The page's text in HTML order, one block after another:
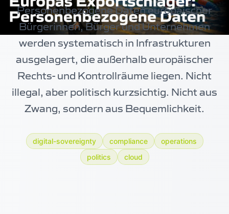
Personenbezogene Daten europäischer
Bürgerinnen, Bürger und Unternehmen
werden systematisch in Infrastrukturen
ausgelagert, die außerhalb europäischer
Rechts- und Kontrollräume liegen. Nicht
illegal, aber politisch kurzsichtig. Nicht aus
Zwang, sondern aus Bequemlichkeit.
digital-sovereignty compliance
operations
politics
cloud